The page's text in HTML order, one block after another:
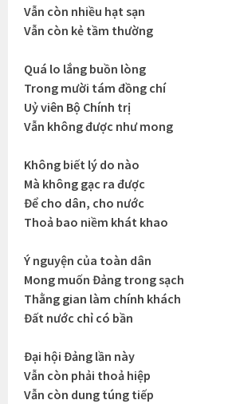
Vẫn còn nhiều hạt sạn
Vẫn còn kẻ tầm thường
Quá lo lắng buồn lòng
Trong mười tám đồng chí
Uỷ viên Bộ Chính trị
Vẫn không được như mong
Không biết lý do nào
Mà không gạc ra được
Để cho dân, cho nước
Thoả bao niềm khát khao
Ý nguyện của toàn dân
Mong muốn Đảng trong sạch
Thằng gian làm chính khách
Đất nước chỉ có bần
Đại hội Đảng lần này
Vẫn còn phải thoả hiệp
Vẫn còn dung túng tiếp